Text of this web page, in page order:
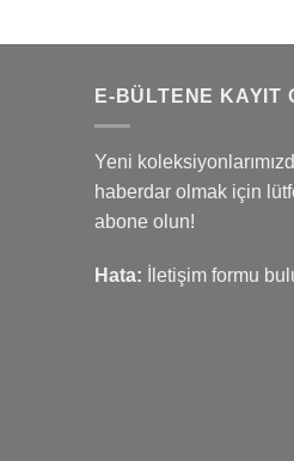
E-BÜLTENE KAYIT
Yeni
haberdar olmak için
abone olun!
Hata: İletişim formu